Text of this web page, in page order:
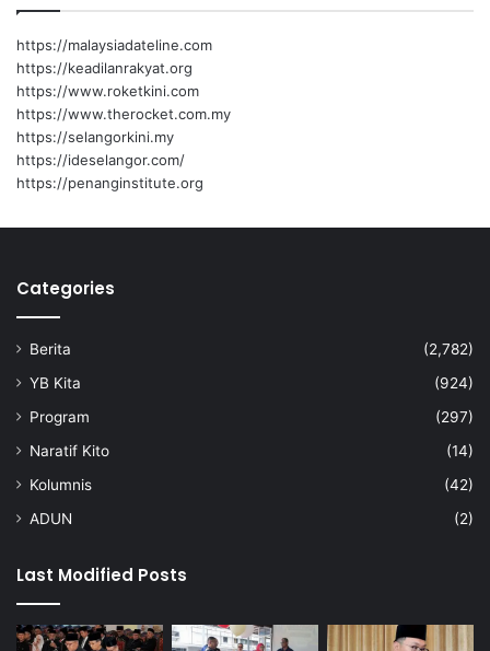
i
c
k
s
o
n
https://malaysiadateline.com
https://keadilanrakyat.org
https://www.roketkini.com
https://www.therocket.com.my
https://selangorkini.my
https://ideselangor.com/
https://penanginstitute.org
Categories
Berita
(2,782)
YB Kita
(924)
Program
(297)
Naratif Kito
(14)
Kolumnis
(42)
ADUN
(2)
Last Modified Posts